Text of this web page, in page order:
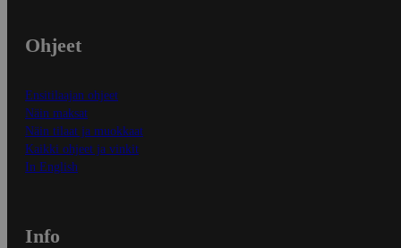
Ohjeet
Ensitilaajan ohjeet
Näin maksat
Näin tilaat ja muokkaat
Kaikki ohjeet ja vinkit
In English
Info